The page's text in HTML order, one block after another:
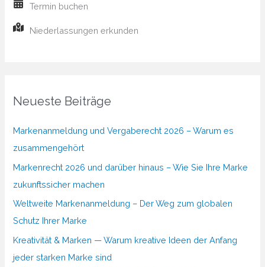
Termin buchen
Niederlassungen erkunden
Neueste Beiträge
Markenanmeldung und Vergaberecht 2026 – Warum es
zusammengehört
Markenrecht 2026 und darüber hinaus – Wie Sie Ihre Marke
zukunftssicher machen
Weltweite Markenanmeldung – Der Weg zum globalen
Schutz Ihrer Marke
Kreativität & Marken — Warum kreative Ideen der Anfang
jeder starken Marke sind